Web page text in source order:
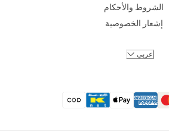
الشروط والأحكام
إشعار الخصوصية
عربي